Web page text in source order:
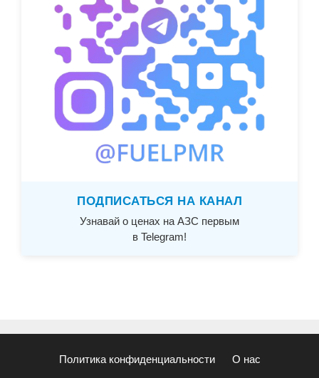
ПОДПИСАТЬСЯ НА КАНАЛ
Узнавай о ценах на АЗС первым
в Telegram!
Политика конфиденциальности О нас